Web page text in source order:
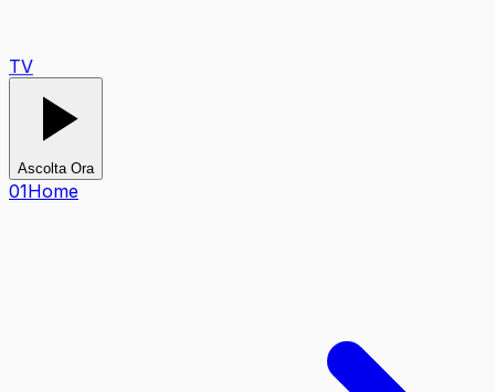
Ascolta Ora
01Home